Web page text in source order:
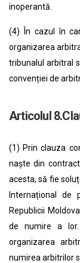
inoperantă.
(4) În cazul în
organizarea
tribunalul arbitral
convenției de
Articolul
(1) Prin clauza
naște din
acesta, să fie
Internațional de
Republicii
de numire a
organizarea
numirea arbitrilor